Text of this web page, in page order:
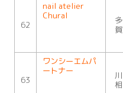
62
nail atelier
Chural
多
賀
63
ワンシーエムパ
ートナー
川
相